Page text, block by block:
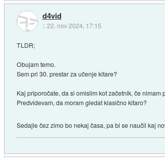
d4vid
::22. nov 2024, 17:15
TLDR;
Obujam temo.
Sem pri 30. prestar za učenje kitare?
Kaj priporočate, da si omislim kot začetnik, če
Predvidevam, da moram gledat klasično kitaro?
Sedajle čez zimo bo nekaj časa, pa bi se naučil kaj